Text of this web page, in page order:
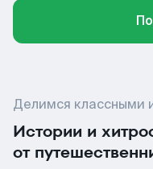
Делимся классными
Истории и
от